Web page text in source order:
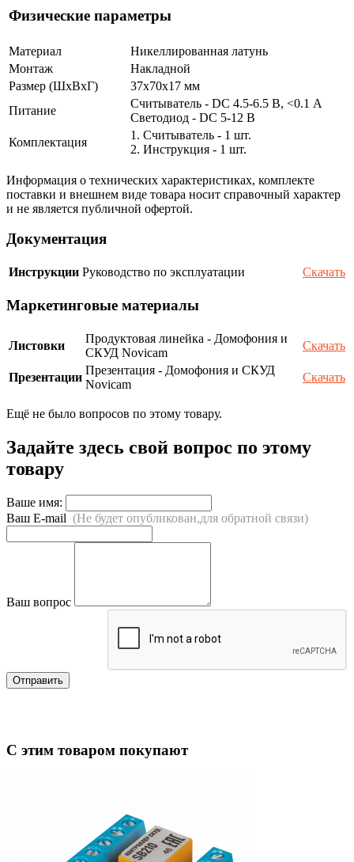
Физические параметры
Материал
Никеллированная латунь
Монтаж
Накладной
Размер (ШxВxГ)
37x70x17 мм
Питание
Считыватель - DC 4.5-6.5 В, <0.1 А
Светодиод - DC 5-12 В
Комплектация
1. Считыватель - 1 шт.
2. Инструкция - 1 шт.
Информация о технических характеристиках, комплекте
поставки и внешнем виде товара носит справочный характер
и не является публичной офертой.
Документация
Инструкции Руководство по эксплуатации Скачать
Маркетинговые материалы
Листовки
Продуктовая линейка - Домофония и
СКУД Novicam
Скачать
Презентации
Презентация - Домофония и СКУД
Novicam
Скачать
Ещё не было вопросов по этому товару.
Задайте здесь свой вопрос по этому
товару
Ваше имя:
Ваш E-mail (Не будет опубликован,для обратной связи)
Ваш вопрос
Отправить
С этим товаром покупают